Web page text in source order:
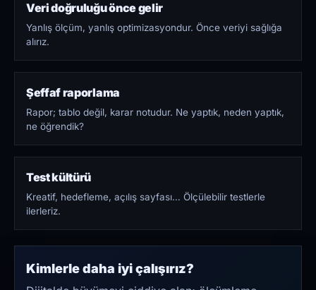
Veri doğruluğu önce gelir
Yanlış ölçüm, yanlış optimizasyondur. Önce veriyi sağlığa
alırız.
Şeffaf raporlama
Rapor; tablo değil, karar notudur. Ne yaptık, neden yaptık,
ne öğrendik?
Test kültürü
Kreatif, hedefleme, açılış sayfası… Ölçülebilir testlerle
ilerleriz.
Kimlerle daha iyi çalışırız?